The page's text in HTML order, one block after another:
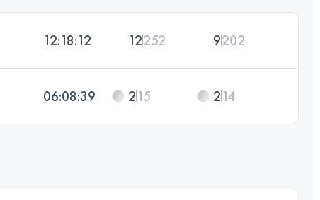
12:18:12 12252 9202
06:08:39 215 214